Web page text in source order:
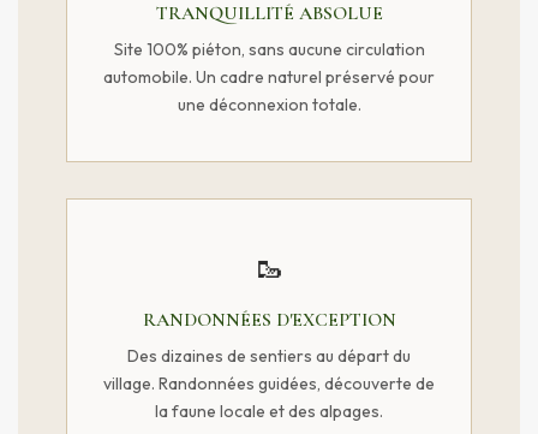
TRANQUILLITÉ ABSOLUE
Site 100% piéton, sans aucune circulation
automobile. Un cadre naturel préservé pour
une déconnexion totale.
🥾
RANDONNÉES D'EXCEPTION
Des dizaines de sentiers au départ du
village. Randonnées guidées, découverte de
la faune locale et des alpages.